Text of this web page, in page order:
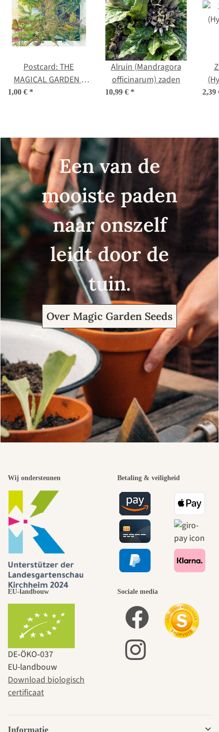
Postcard: THE
MAGICAL GARDEN -
hand-painted
1,00 € *
Alruin (Mandragora
officinarum) zaden
10,99 € * 2,39
Een van de
mooiste paden
naar onszelf
leidt door de
tuin.
Over Magic Garden Seeds
Wij ondersteunen Betaling & veiligheid
EU-landbouw
DE‑ÖKO‑037
EU-landbouw
Download biologisch
certificaat
Sociale media
Informatie